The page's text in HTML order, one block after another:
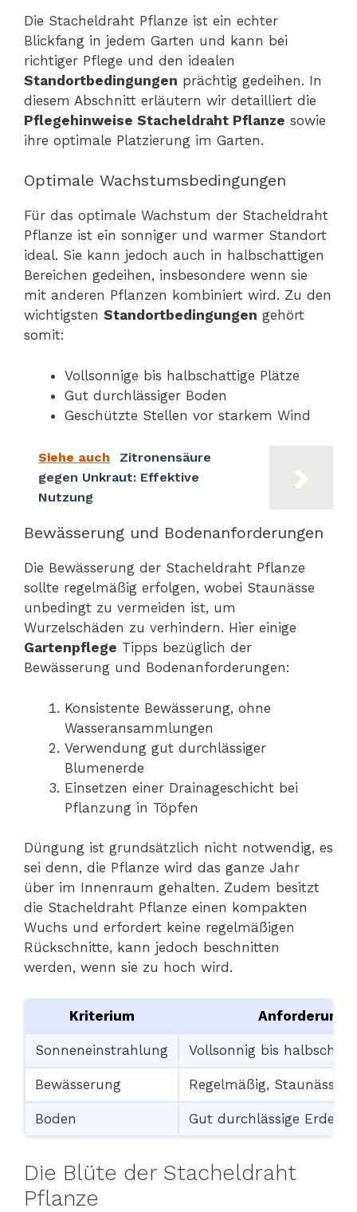
Die Stacheldraht Pflanze ist ein echter
Blickfang in jedem Garten und kann bei
richtiger Pflege und den idealen
Standortbedingungen prächtig gedeihen. In
diesem Abschnitt erläutern wir detailliert die
Pflegehinweise Stacheldraht Pflanze sowie
ihre optimale Platzierung im Garten.
Optimale Wachstumsbedingungen
Für das optimale Wachstum der Stacheldraht
Pflanze ist ein sonniger und warmer Standort
ideal. Sie kann jedoch auch in halbschattigen
Bereichen gedeihen, insbesondere wenn sie
mit anderen Pflanzen kombiniert wird. Zu den
wichtigsten Standortbedingungen gehört
somit:
Vollsonnige bis halbschattige Plätze
Gut durchlässiger Boden
Geschützte Stellen vor starkem Wind
Siehe auch
Zitronensäure
gegen Unkraut: Effektive
Nutzung
Bewässerung und Bodenanforderungen
Die Bewässerung der Stacheldraht Pflanze
sollte regelmäßig erfolgen, wobei Staunässe
unbedingt zu vermeiden ist, um
Wurzelschäden zu verhindern. Hier einige
Gartenpflege Tipps bezüglich der
Bewässerung und Bodenanforderungen:
Konsistente Bewässerung, ohne
Wasseransammlungen
Verwendung gut durchlässiger
Blumenerde
Einsetzen einer Drainageschicht bei
Pflanzung in Töpfen
Düngung ist grundsätzlich nicht notwendig, es
sei denn, die Pflanze wird das ganze Jahr
über im Innenraum gehalten. Zudem besitzt
die Stacheldraht Pflanze einen kompakten
Wuchs und erfordert keine regelmäßigen
Rückschnitte, kann jedoch beschnitten
werden, wenn sie zu hoch wird.
Kriterium Anforderung
Sonneneinstrahlung Vollsonnig bis
Bewässerung Regelmäßig, Staunässe
Boden Gut durchlässige Erde
Die Blüte der Stacheldraht
Pflanze